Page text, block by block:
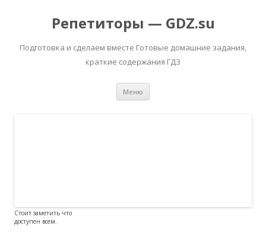
Репетиторы — GDZ.su
Подготовка и сделаем вместе Готовые домашние задания,
краткие содержания ГДЗ
Меню
Стоит заметить что
доступен всем.